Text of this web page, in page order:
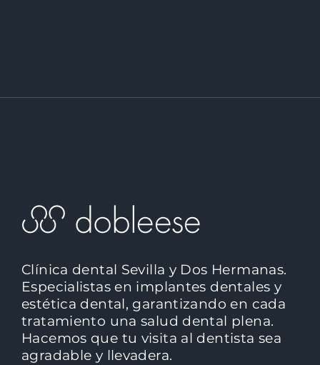
Clínica dental Sevilla y Dos Hermanas.
Especialistas en implantes dentales y
estética dental, garantizando en cada
tratamiento una salud dental plena.
Hacemos que tu visita al dentista sea
agradable y llevadera.